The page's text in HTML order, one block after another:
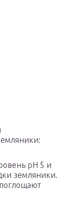
pH 5 и
земляники.